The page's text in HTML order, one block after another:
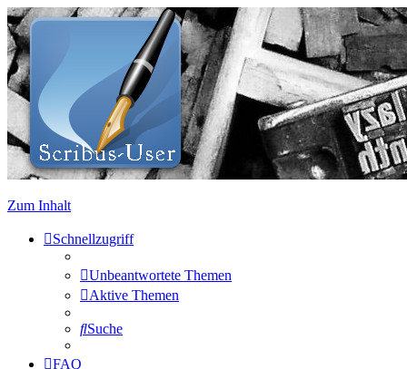
Zum Inhalt
Schnellzugriff
Unbeantwortete Themen
Aktive Themen
Suche
FAQ